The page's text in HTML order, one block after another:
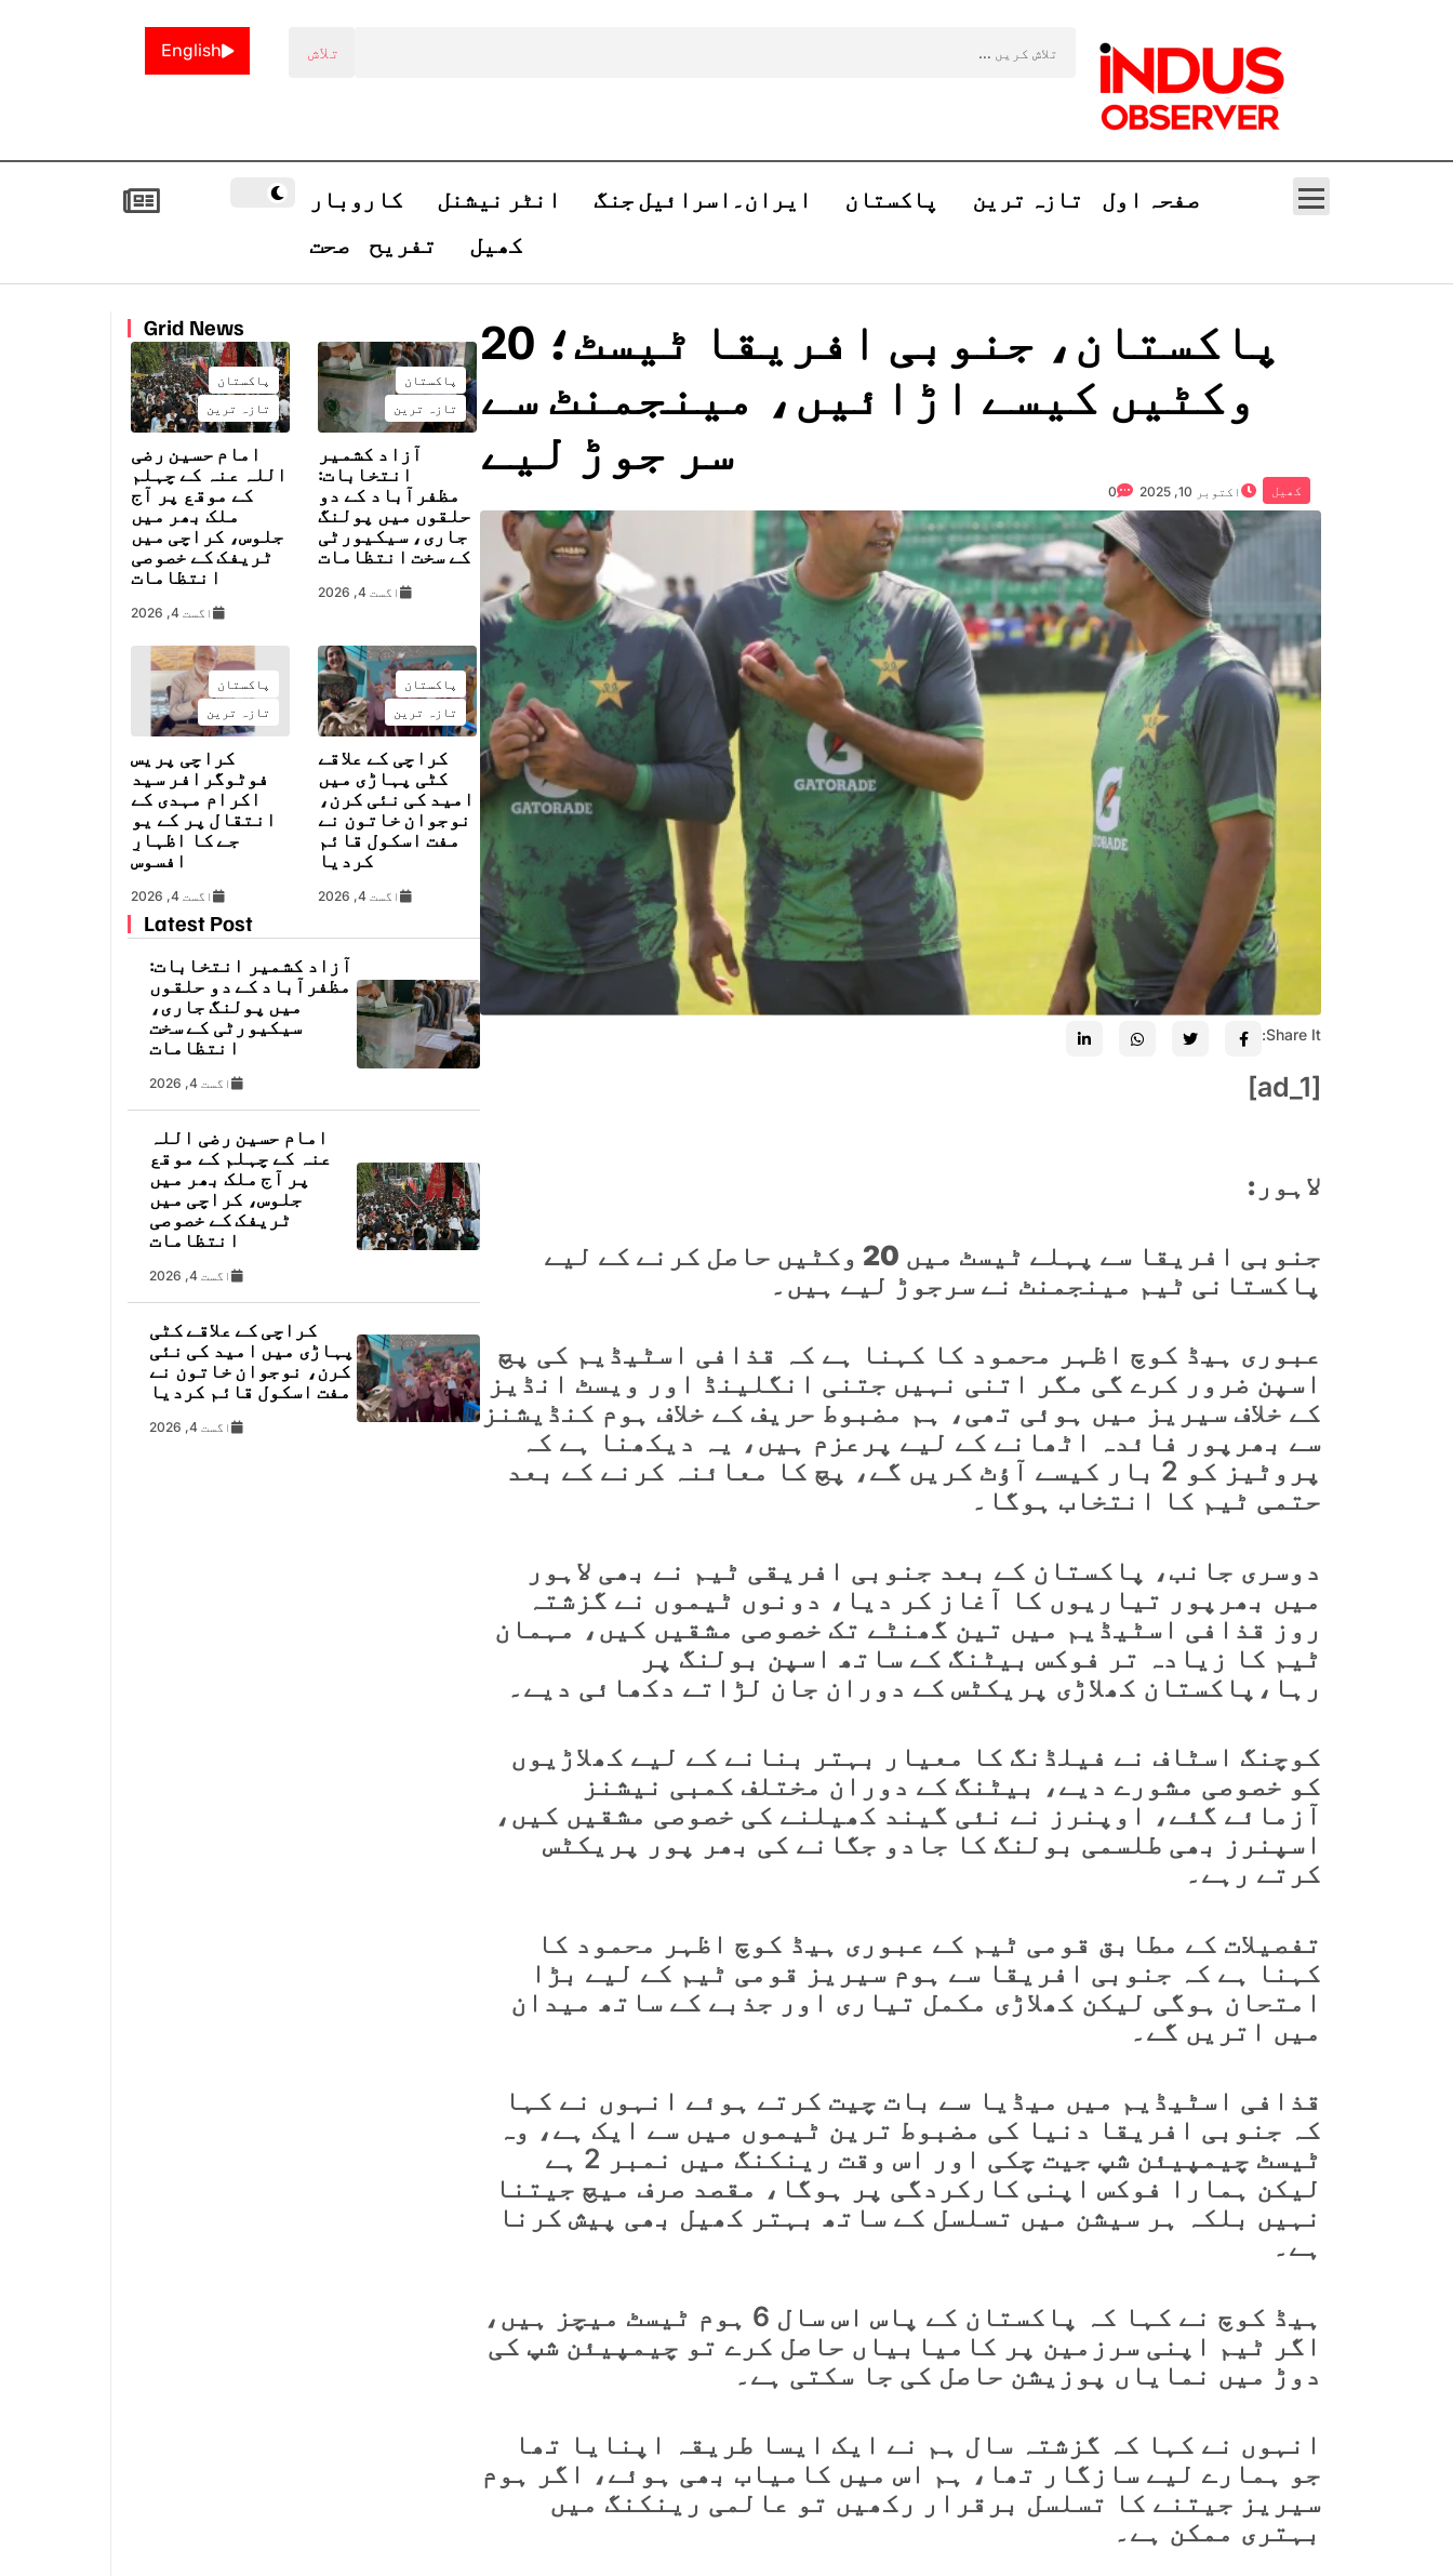
English
صفحہ اول تازہ ترین پاکستان ایران۔اسرائیل جنگ انٹر نیشنل
کاروبار
کھیل
تفریح صحت
پاکستان، جنوبی افریقا ٹیسٹ؛ 20
وکٹیں کیسے اڑائیں، مینجمنٹ سے
سر جوڑ لیے
کھیل اکتوبر 10, 2025 0
Share It:
[ad_1]
لاہور:
جنوبی افریقا سے پہلے ٹیسٹ میں 20 وکٹیں حاصل کرنے کے لیے
پاکستانی ٹیم مینجمنٹ نے سرجوڑ لیے ہیں۔
عبوری ہیڈ کوچ اظہر محمود کا کہنا ہے کہ قذافی اسٹیڈیم کی پچ
اسپن ضرور کرے گی مگر اتنی نہیں جتنی انگلینڈ اور ویسٹ انڈیز
کے خلاف سیریز میں ہوئی تھی، ہم مضبوط حریف کے خلاف ہوم کنڈیشنز
سے بھرپور فائدہ اٹھانے کے لیے پرعزم ہیں، یہ دیکھنا ہے کہ
پروٹیز کو 2 بار کیسے آؤٹ کریں گے، پچ کا معائنہ کرنے کے بعد
حتمی ٹیم کا انتخاب ہوگا۔
دوسری جانب، پاکستان کے بعد جنوبی افریقی ٹیم نے بھی لاہور
میں بھرپور تیاریوں کا آغاز کر دیا، دونوں ٹیموں نے گزشتہ
روز قذافی اسٹیڈیم میں تین گھنٹے تک خصوصی مشقیں کیں، مہمان
ٹیم کا زیادہ تر فوکس بیٹنگ کے ساتھ اسپن بولنگ پر
رہا،پاکستان کھلاڑی پریکٹس کے دوران جان لڑاتے دکھائی دیے۔
کوچنگ اسٹاف نے فیلڈنگ کا معیار بہتر بنانے کے لیے کھلاڑیوں
کو خصوصی مشورے دیے، بیٹنگ کے دوران مختلف کمبی نیشنز
آزمائے گئے، اوپنرز نے نئی گیند کھیلنے کی خصوصی مشقیں کیں،
اسپنرز بھی طلسمی بولنگ کا جادو جگانے کی بھر پور پریکٹس
کرتے رہے۔
تفصیلات کے مطابق قومی ٹیم کے عبوری ہیڈ کوچ اظہر محمود کا
کہنا ہے کہ جنوبی افریقا سے ہوم سیریز قومی ٹیم کے لیے بڑا
امتحان ہوگی لیکن کھلاڑی مکمل تیاری اور جذبے کے ساتھ میدان
میں اتریں گے۔
قذافی اسٹیڈیم میں میڈیا سے بات چیت کرتے ہوئے انہوں نے کہا
کہ جنوبی افریقا دنیا کی مضبوط ترین ٹیموں میں سے ایک ہے، وہ
ٹیسٹ چیمپیئن شپ جیت چکی اور اس وقت رینکنگ میں نمبر 2 ہے
لیکن ہمارا فوکس اپنی کارکردگی پر ہوگا، مقصد صرف میچ جیتنا
نہیں بلکہ ہر سیشن میں تسلسل کے ساتھ بہتر کھیل بھی پیش کرنا
ہے۔
ہیڈ کوچ نے کہا کہ پاکستان کے پاس اس سال 6 ہوم ٹیسٹ میچز ہیں،
اگر ٹیم اپنی سرزمین پر کامیابیاں حاصل کرے تو چیمپیئن شپ کی
دوڑ میں نمایاں پوزیشن حاصل کی جا سکتی ہے۔
انہوں نے کہا کہ گزشتہ سال ہم نے ایک ایسا طریقہ اپنایا تھا
جو ہمارے لیے سازگار تھا، ہم اس میں کامیاب بھی ہوئے، اگر ہوم
سیریز جیتنے کا تسلسل برقرار رکھیں تو عالمی رینکنگ میں
بہتری ممکن ہے۔
Grid News
پاکستان
تازہ ترین
آزاد کشمیر
انتخابات:
مظفرآباد کے دو
حلقوں میں پولنگ
جاری، سیکیورٹی
کے سخت انتظامات
اگست 4, 2026
پاکستان
تازہ ترین
امام حسین رضی
اللہ عنہ کے چہلم
کے موقع پر آج
ملک بھر میں
جلوس، کراچی میں
ٹریفک کے خصوصی
انتظامات
اگست 4, 2026
پاکستان
تازہ ترین
کراچی کے علاقے
کٹی پہاڑی میں
امید کی نئی کرن،
نوجوان خاتون نے
مفت اسکول قائم
کردیا
اگست 4, 2026
پاکستان
تازہ ترین
کراچی پریس
فوٹوگرافر سید
اکرام مہدی کے
انتقال پر کے یو
جے کا اظہارِ
افسوس
اگست 4, 2026
Latest Post
آزاد کشمیر انتخابات:
مظفرآباد کے دو حلقوں
میں پولنگ جاری،
سیکیورٹی کے سخت
انتظامات
اگست 4, 2026
امام حسین رضی اللہ
عنہ کے چہلم کے موقع
پر آج ملک بھر میں
جلوس، کراچی میں
ٹریفک کے خصوصی
انتظامات
اگست 4, 2026
کراچی کے علاقے کٹی
پہاڑی میں امید کی نئی
کرن، نوجوان خاتون نے
مفت اسکول قائم کردیا
اگست 4, 2026